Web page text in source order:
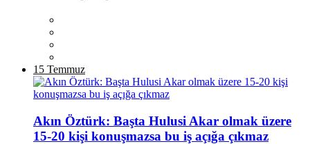
15 Temmuz
Akın Öztürk: Başta Hulusi Akar olmak üzere
15-20 kişi konuşmazsa bu iş açığa çıkmaz